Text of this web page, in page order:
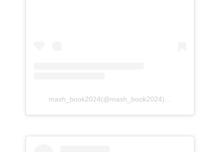
mash_book2024(@mash_book2024)がシェアした投稿